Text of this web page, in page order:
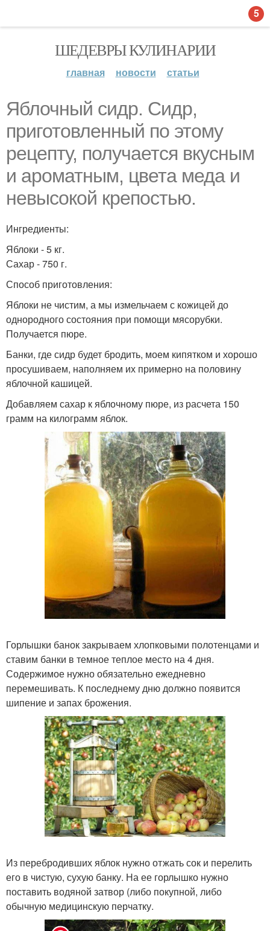
ШЕДЕВРЫ КУЛИНАРИИ
главная новости статьи
Яблочный сидр. Сидр,
приготовленный по этому
рецепту, получается вкусным
и ароматным, цвета меда и
невысокой крепостью.
Ингредиенты:
Яблоки - 5 кг.
Сахар - 750 г.
Способ приготовления:
Яблоки не чистим, а мы измельчаем с кожицей до
однородного состояния при помощи мясорубки.
Получается пюре.
Банки, где сидр будет бродить, моем кипятком и хорошо
просушиваем, наполняем их примерно на половину
яблочной кашицей.
Добавляем сахар к яблочному пюре, из расчета 150
грамм на килограмм яблок.
Горлышки банок закрываем хлопковыми полотенцами и
ставим банки в темное теплое место на 4 дня.
Содержимое нужно обязательно ежедневно
перемешивать. К последнему дню должно появится
шипение и запах брожения.
Из перебродивших яблок нужно отжать сок и перелить
его в чистую, сухую банку. На ее горлышко нужно
поставить водяной затвор (либо покупной, либо
обычную медицинскую перчатку.
5